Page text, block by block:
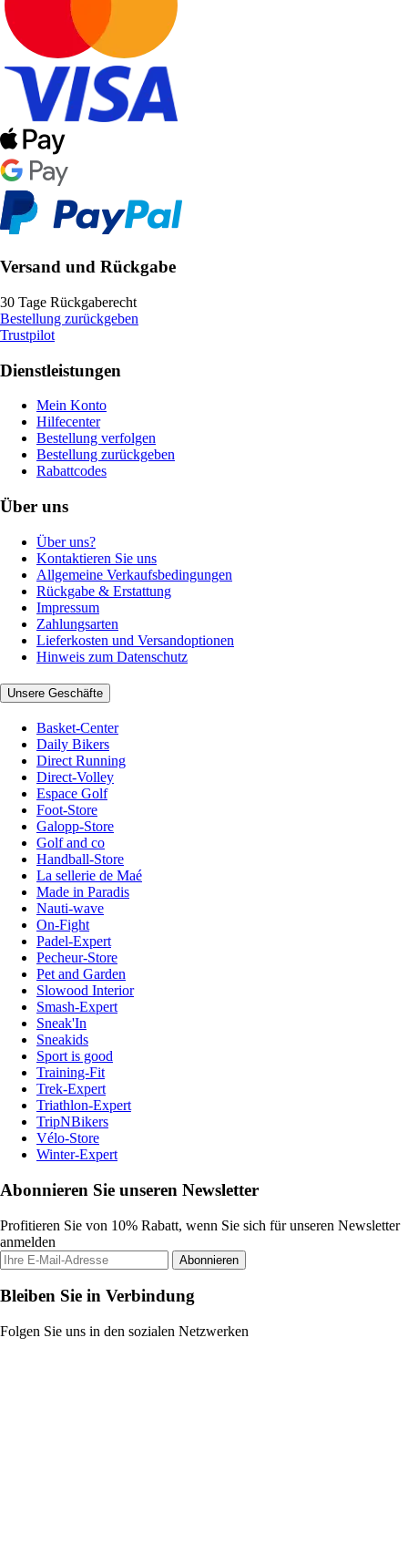
Versand und Rückgabe
30 Tage Rückgaberecht
Bestellung zurückgeben
Trustpilot
Dienstleistungen
Mein Konto
Hilfecenter
Bestellung verfolgen
Bestellung zurückgeben
Rabattcodes
Über uns
Über uns?
Kontaktieren Sie uns
Allgemeine Verkaufsbedingungen
Rückgabe & Erstattung
Impressum
Zahlungsarten
Lieferkosten und Versandoptionen
Hinweis zum Datenschutz
Unsere Geschäfte
Basket-Center
Daily Bikers
Direct Running
Direct-Volley
Espace Golf
Foot-Store
Galopp-Store
Golf and co
Handball-Store
La sellerie de Maé
Made in Paradis
Nauti-wave
On-Fight
Padel-Expert
Pecheur-Store
Pet and Garden
Slowood Interior
Smash-Expert
Sneak'In
Sneakids
Sport is good
Training-Fit
Trek-Expert
Triathlon-Expert
TripNBikers
Vélo-Store
Winter-Expert
Abonnieren Sie unseren Newsletter
Profitieren Sie von 10% Rabatt, wenn Sie sich für unseren Newsletter
anmelden
Abonnieren
Bleiben Sie in Verbindung
Folgen Sie uns in den sozialen Netzwerken